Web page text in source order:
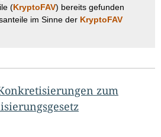
(KryptoFAV) bereits gefunden
im Sinne der KryptoFAV
zum